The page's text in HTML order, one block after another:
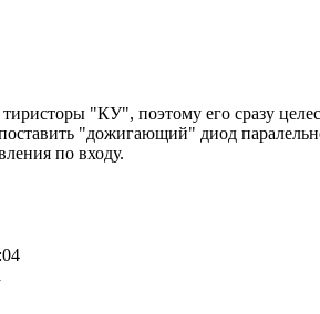
"КУ", поэтому его сразу
"дожигающий" диод
по входу.